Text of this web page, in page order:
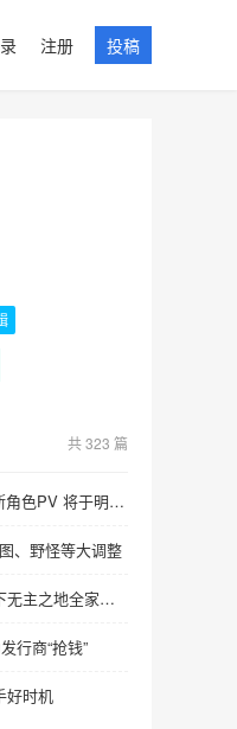
注册 投稿
共 323 篇
《女神异闻录3 Reload》发布埃癸斯角色PV 将于明年发售
、野怪等大调整
补票青春开启！黑五大促三位数拿下无主之地全家老小！
行商“抢钱”
好时机